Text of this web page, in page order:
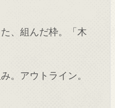
、組んだ枠。「木
。アウトライン。